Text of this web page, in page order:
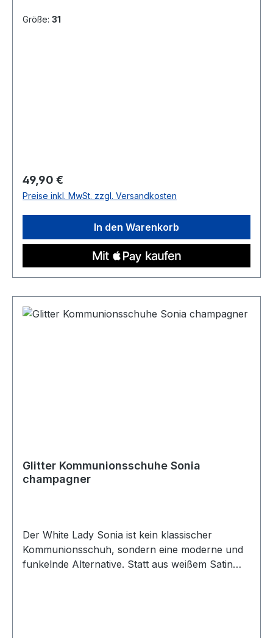
Größe: 31
Regulärer Preis:
49,90 €
Preise inkl. MwSt. zzgl. Versandkosten
In den Warenkorb
Glitter Kommunionsschuhe Sonia
champagner
Der White Lady Sonia ist kein klassischer
Kommunionsschuh, sondern eine moderne und
funkelnde Alternative. Statt aus weißem Satin